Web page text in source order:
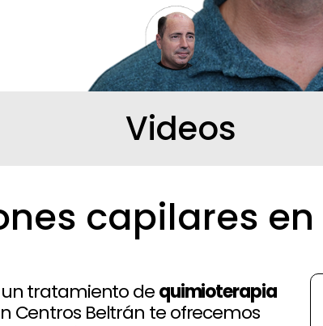
Videos
capilares
tratamiento dequimioterapia
Centros Beltrán te ofrecemos